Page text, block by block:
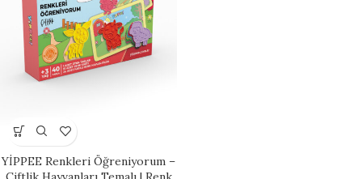
YİPPEE Renkleri Öğreniyorum –